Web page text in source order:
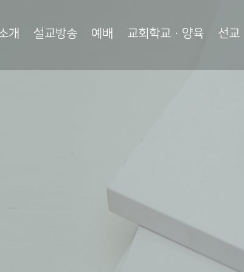
개 설교방송 예배 교회학교·양육 선교